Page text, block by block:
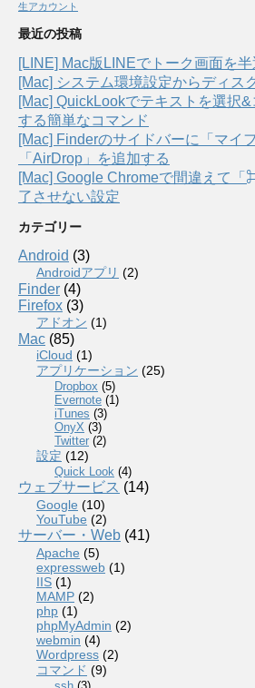
生アカウント
最近の投稿
[LINE] Mac版LINEでトーク画面を
[Mac] システム環境設定からディス
[Mac] QuickLookでテキストを選択
する簡単なコマンド
[Mac] Finderのサイドバーに「マイ
「AirDrop」を追加する
[Mac] Google Chromeで間違えて
了させない設定
カテゴリー
Android (3)
Androidアプリ (2)
Finder (4)
Firefox (3)
アドオン (1)
Mac (85)
iCloud (1)
アプリケーション (25)
Dropbox (5)
Evernote (1)
iTunes (3)
OnyX (3)
Twitter (2)
設定 (12)
Quick Look (4)
ウェブサービス (14)
Google (10)
YouTube (2)
サーバー・Web (41)
Apache (5)
expressweb (1)
IIS (1)
MAMP (2)
php (1)
phpMyAdmin (2)
webmin (4)
Wordpress (2)
コマンド (9)